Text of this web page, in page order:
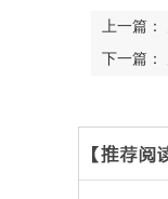
上一篇：
下一篇：